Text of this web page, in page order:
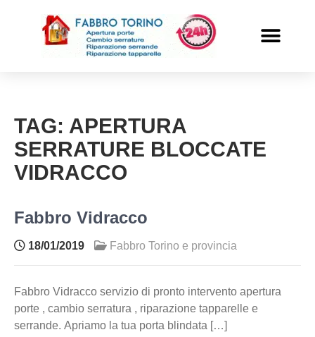
TAG: APERTURA
SERRATURE BLOCCATE
VIDRACCO
Fabbro Vidracco
18/01/2019 Fabbro Torino e provincia
Fabbro Vidracco servizio di pronto intervento apertura
porte , cambio serratura , riparazione tapparelle e
serrande. Apriamo la tua porta blindata […]